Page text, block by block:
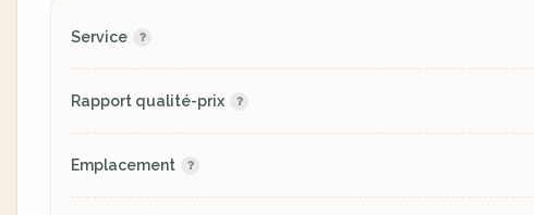
Service
Rapport qualité-prix
Emplacement